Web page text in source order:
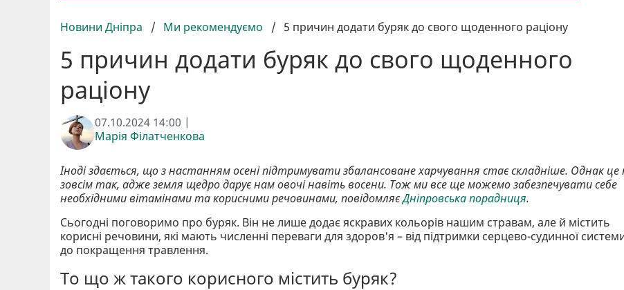
Новини Дніпра / Ми рекомендуємо / 5 причин додати буряк до свого щоденного раціону
5 причин додати буряк до свого щоденного
раціону
07.10.2024 14:00 |
Марія Філатченкова
Іноді здається, що з настанням осені підтримувати збалансоване харчування стає складніше. Однак це
зовсім так, адже земля щедро дарує нам овочі навіть восени. Тож ми все ще можемо забезпечувати себе
необхідними вітамінами та корисними речовинами, повідомляєДніпровська порадниця.
Сьогодні поговоримо про буряк. Він не лише додає яскравих кольорів нашим стравам, але й містить
корисні речовини, які мають численні переваги для здоров'я – від підтримки серцево-судинної
до покращення травлення.
То що ж такого корисного містить буряк?